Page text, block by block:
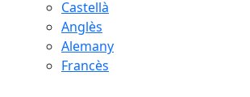
Castellà
Anglès
Alemany
Francès